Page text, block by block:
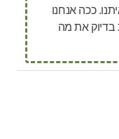
ככה אנחנו
בדיוק את מה